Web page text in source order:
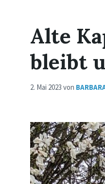
Alte
bleibt
2. Mai 2023 von